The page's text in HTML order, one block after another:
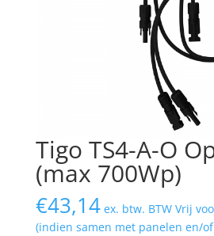
Tigo TS4-A-O
(max 700Wp)
€43,14 ex. btw. BTW Vrij
(indien samen met panelen en/